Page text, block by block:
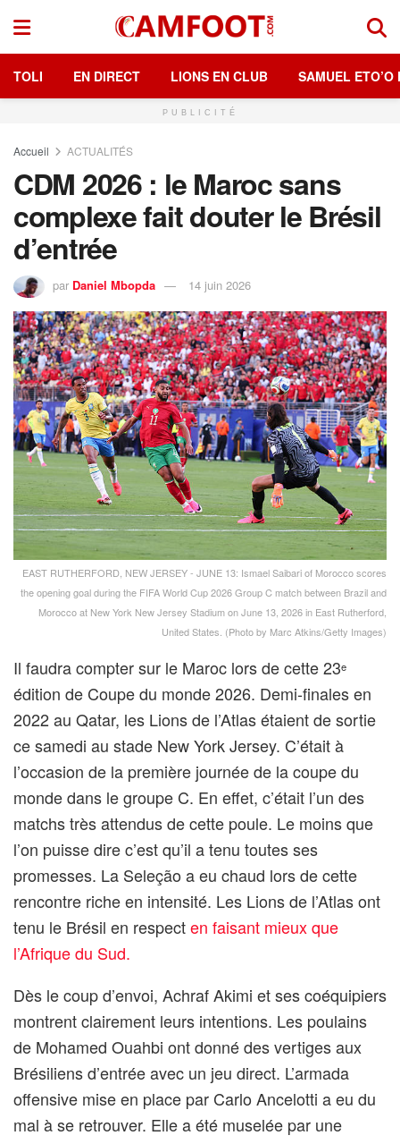
TOLI EN DIRECT LIONS EN CLUB SAMUEL ETO’O
PUBLICITÉ
Accueil ACTUALITÉS
CDM 2026 : le Maroc sans
complexe fait douter le Brésil
d’entrée
par Daniel Mbopda 14 juin 2026
EAST RUTHERFORD, NEW JERSEY - JUNE 13: Ismael Saibari of Morocco scores
the opening goal during the FIFA World Cup 2026 Group C match between Brazil and
Morocco at New York New Jersey Stadium on June 13, 2026 in East Rutherford,
United States. (Photo by Marc Atkins/Getty Images)
Il faudra compter sur le Maroc lors de cette 23e
édition de Coupe du monde 2026. Demi-finales en
2022 au Qatar, les Lions de l’Atlas étaient de sortie
ce samedi au stade New York Jersey. C’était à
l’occasion de la première journée de la coupe du
monde dans le groupe C. En effet, c’était l’un des
matchs très attendus de cette poule. Le moins que
l’on puisse dire c’est qu’il a tenu toutes ses
promesses. La Seleção a eu chaud lors de cette
rencontre riche en intensité. Les Lions de l’Atlas ont
tenu le Brésil en respecten faisant mieux que
l’Afrique du Sud.
Dès le coup d’envoi, Achraf Akimi et ses coéquipiers
montrent clairement leurs intentions. Les poulains
de Mohamed Ouahbi ont donné des vertiges aux
Brésiliens d’entrée avec un jeu direct. L’armada
offensive mise en place par Carlo Ancelotti a eu du
mal à se retrouver. Elle a été muselée par une